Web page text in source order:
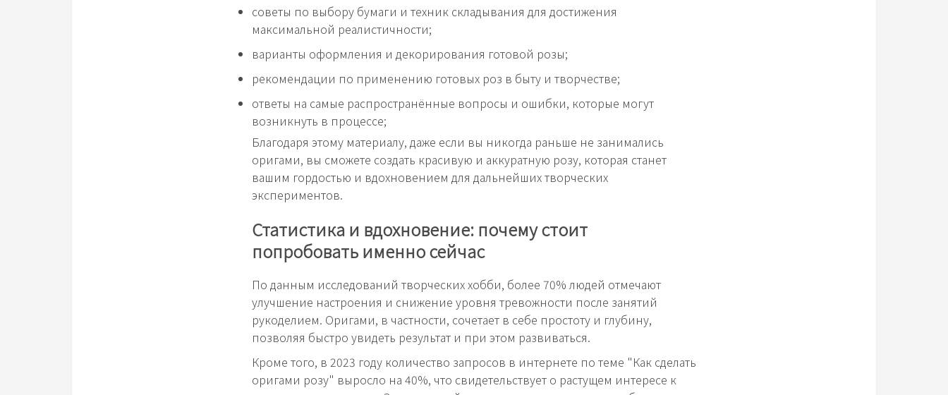
советы по выбору бумаги и техник складывания для достижения
максимальной реалистичности;
варианты оформления и декорирования готовой розы;
рекомендации по применению готовых роз в быту и творчестве;
ответы на самые распространённые вопросы и ошибки, которые могут
возникнуть в процессе;
Благодаря этому материалу, даже если вы никогда раньше не занимались
оригами, вы сможете создать красивую и аккуратную розу, которая станет
вашим гордостью и вдохновением для дальнейших творческих
экспериментов.
Статистика и вдохновение: почему стоит
попробовать именно сейчас
По данным исследований творческих хобби, более 70% людей отмечают
улучшение настроения и снижение уровня тревожности после занятий
рукоделием. Оригами, в частности, сочетает в себе простоту и глубину,
позволяя быстро увидеть результат и при этом развиваться.
Кроме того, в 2023 году количество запросов в интернете по теме "Как сделать
оригами розу" выросло на 40%, что свидетельствует о растущем интересе к